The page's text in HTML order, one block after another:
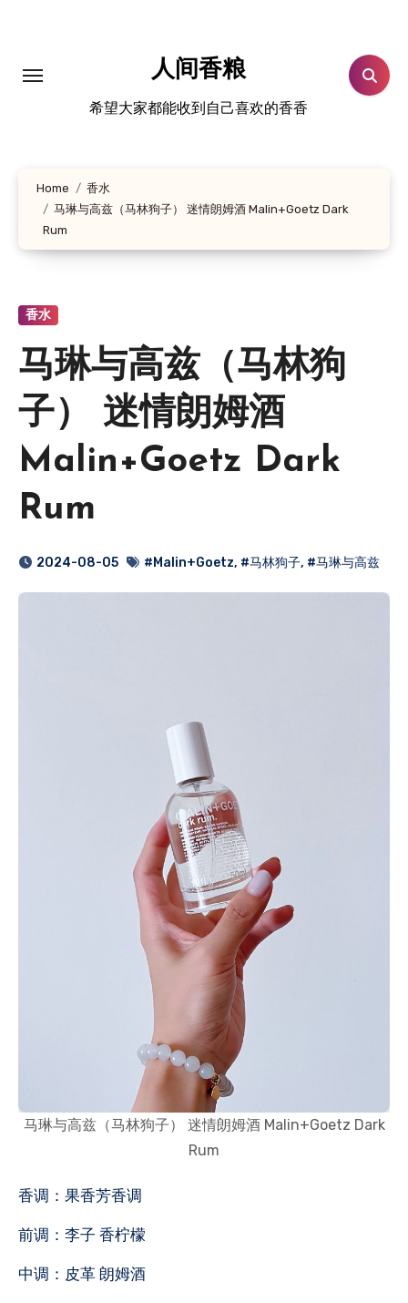
人间香粮
希望大家都能收到自己喜欢的香香
Home
香水
马琳与高兹（马林狗子） 迷情朗姆酒 Malin+Goetz Dark
Rum
香水
马琳与高兹（马林狗
子） 迷情朗姆酒
Malin+Goetz Dark
Rum
2024-08-05 #Malin+Goetz, #马林狗子, #马琳与高兹
马琳与高兹（马林狗子） 迷情朗姆酒 Malin+Goetz Dark
Rum
香调：果香芳香调
前调：李子 香柠檬
中调：皮革 朗姆酒